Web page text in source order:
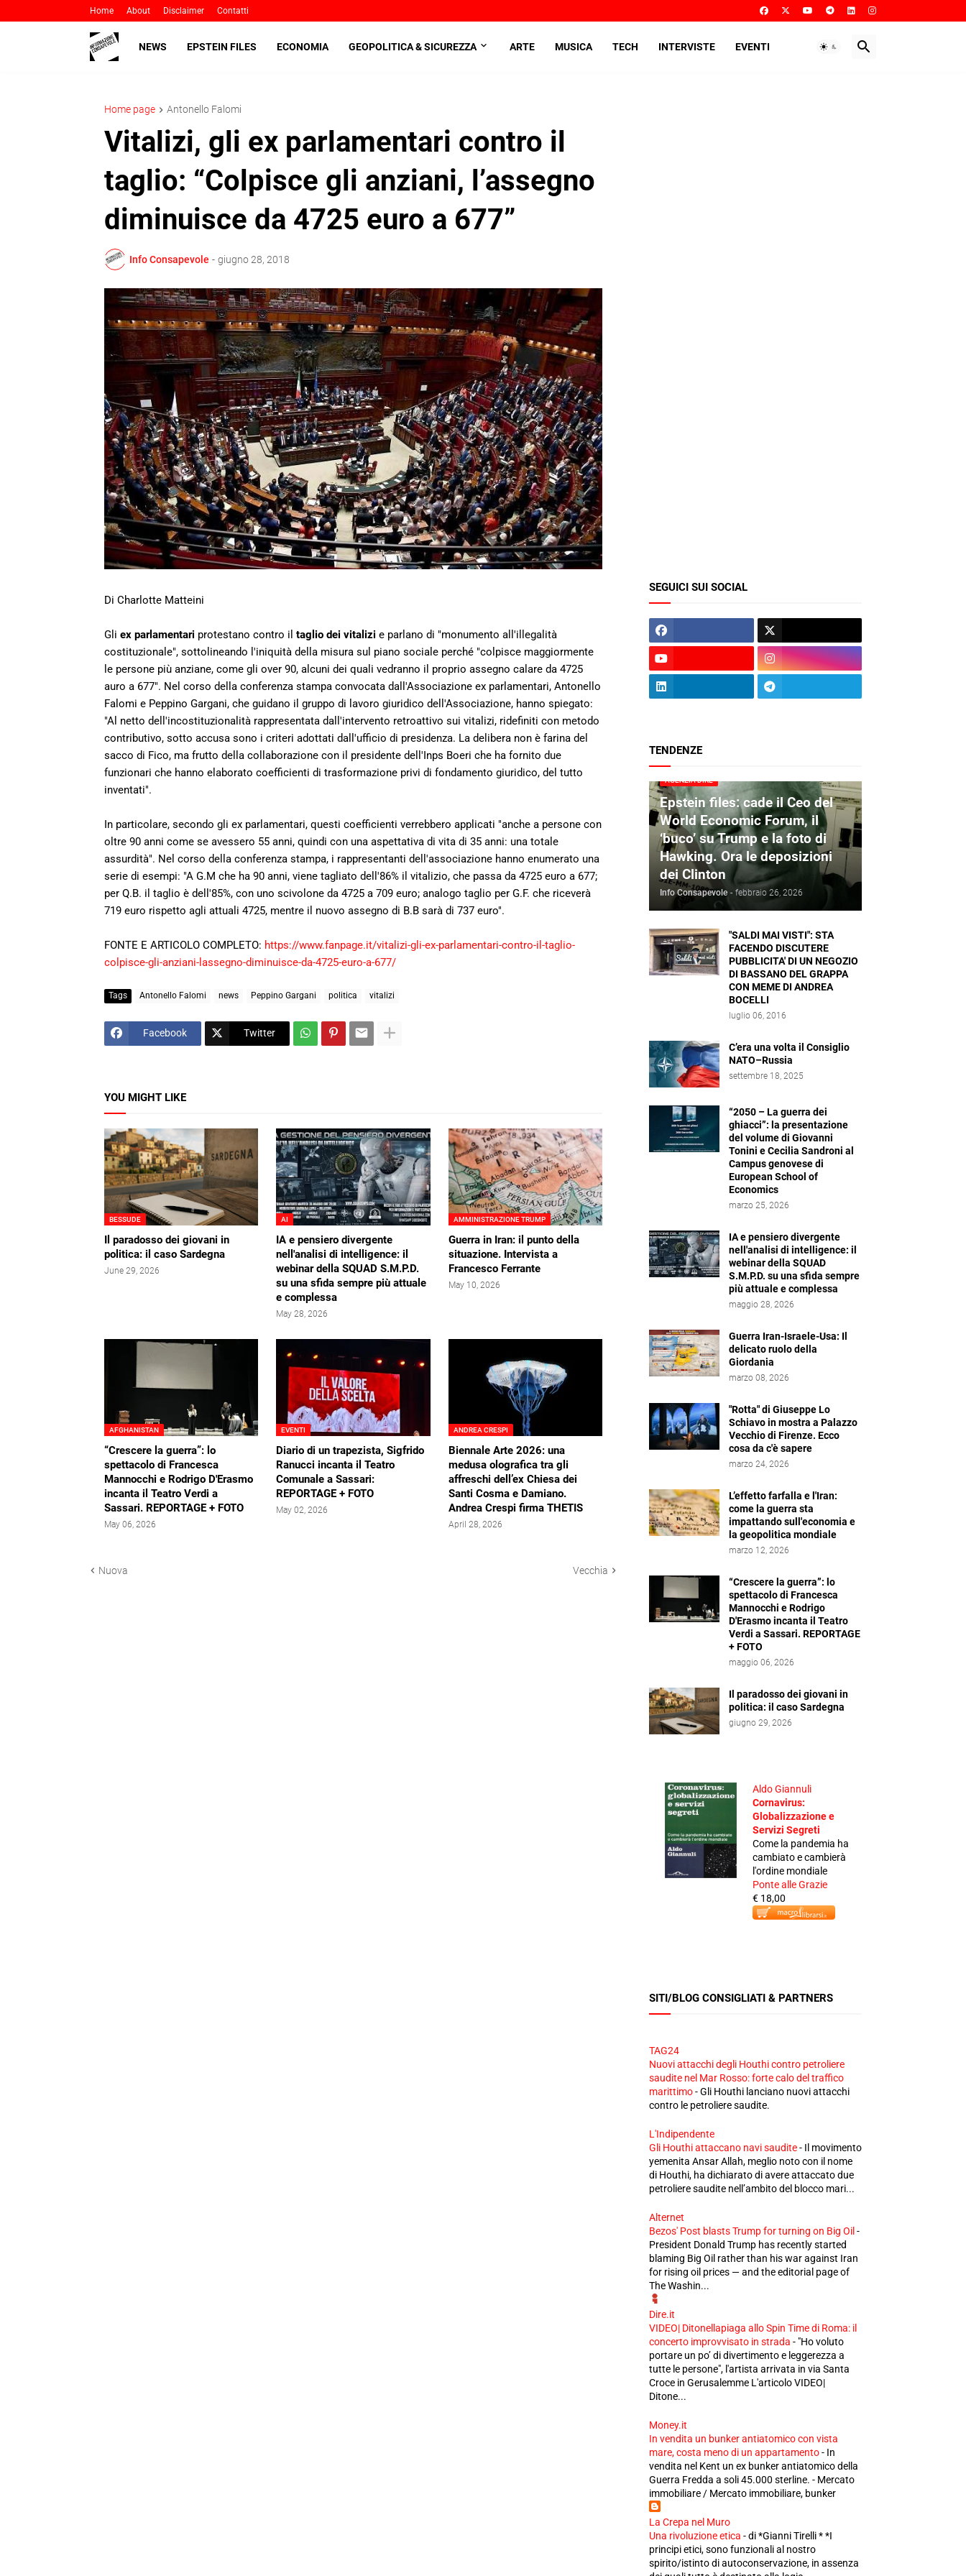
Home About Disclaimer Contatti
NEWS EPSTEIN FILES ECONOMIA GEOPOLITICA & SICUREZZA ARTE MUSICA TECH INTERVISTE EVENTI
Home page Antonello Falomi
Vitalizi, gli ex parlamentari contro il
taglio: “Colpisce gli anziani, l’assegno
diminuisce da 4725 euro a 677”
Info Consapevole - giugno 28, 2018
Di Charlotte Matteini
Gli ex parlamentari protestano contro il taglio dei vitalizi e parlano di "monumento all'illegalità
costituzionale", sottolineando l'iniquità della misura sul piano sociale perché "colpisce maggiormente
le persone più anziane, come gli over 90, alcuni dei quali vedranno il proprio assegno calare da 4725
auro a 677". Nel corso della conferenza stampa convocata dall'Associazione ex parlamentari, Antonello
Falomi e Peppino Gargani, che guidano il gruppo di lavoro giuridico dell'Associazione, hanno spiegato:
"Al netto dell'incostituzionalità rappresentata dall'intervento retroattivo sui vitalizi, ridefiniti con metodo
contributivo, sotto accusa sono i criteri adottati dall'ufficio di presidenza. La delibera non è farina del
sacco di Fico, ma frutto della collaborazione con il presidente dell'Inps Boeri che ha fornito due
funzionari che hanno elaborato coefficienti di trasformazione privi di fondamento giuridico, del tutto
inventati".
In particolare, secondo gli ex parlamentari, questi coefficienti verrebbero applicati "anche a persone con
oltre 90 anni come se avessero 55 anni, quindi con una aspettativa di vita di 35 anni: una totale
assurdità". Nel corso della conferenza stampa, i rappresentanti dell'associazione hanno enumerato una
serie di esempi: "A G.M che ha 90 anni, viene tagliato dell'86% il vitalizio, che passa da 4725 euro a 677;
per Q.B. il taglio è dell'85%, con uno scivolone da 4725 a 709 euro; analogo taglio per G.F. che riceverà
719 euro rispetto agli attuali 4725, mentre il nuovo assegno di B.B sarà di 737 euro".
FONTE E ARTICOLO COMPLETO: https://www.fanpage.it/vitalizi-gli-ex-parlamentari-contro-il-taglio-
colpisce-gli-anziani-lassegno-diminuisce-da-4725-euro-a-677/
Tags Antonello Falomi news Peppino Gargani politica vitalizi
Facebook Twitter
YOU MIGHT LIKE
BESSUDE
Il paradosso dei giovani in
politica: il caso Sardegna
June 29, 2026
AI
IA e pensiero divergente
nell'analisi di intelligence: il
webinar della SQUAD S.M.P.D.
su una sfida sempre più attuale
e complessa
May 28, 2026
AMMINISTRAZIONE TRUMP
Guerra in Iran: il punto della
situazione. Intervista a
Francesco Ferrante
May 10, 2026
AFGHANISTAN
“Crescere la guerra”: lo
spettacolo di Francesca
Mannocchi e Rodrigo D'Erasmo
incanta il Teatro Verdi a
Sassari. REPORTAGE + FOTO
May 06, 2026
EVENTI
Diario di un trapezista, Sigfrido
Ranucci incanta il Teatro
Comunale a Sassari:
REPORTAGE + FOTO
May 02, 2026
ANDREA CRESPI
Biennale Arte 2026: una
medusa olografica tra gli
affreschi dell’ex Chiesa dei
Santi Cosma e Damiano.
Andrea Crespi firma THETIS
April 28, 2026
Nuova Vecchia
SEGUICI SUI SOCIAL
TENDENZE
AGENZIA DIRE
Epstein files: cade il Ceo del
World Economic Forum, il
‘buco’ su Trump e la foto di
Hawking. Ora le deposizioni
dei Clinton
Info Consapevole - febbraio 26, 2026
"SALDI MAI VISTI": STA
FACENDO DISCUTERE
PUBBLICITA' DI UN NEGOZIO
DI BASSANO DEL GRAPPA
CON MEME DI ANDREA
BOCELLI
luglio 06, 2016
C’era una volta il Consiglio
NATO–Russia
settembre 18, 2025
“2050 – La guerra dei
ghiacci”: la presentazione
del volume di Giovanni
Tonini e Cecilia Sandroni al
Campus genovese di
European School of
Economics
marzo 25, 2026
IA e pensiero divergente
nell'analisi di intelligence: il
webinar della SQUAD
S.M.P.D. su una sfida sempre
più attuale e complessa
maggio 28, 2026
Guerra Iran-Israele-Usa: Il
delicato ruolo della
Giordania
marzo 08, 2026
"Rotta" di Giuseppe Lo
Schiavo in mostra a Palazzo
Vecchio di Firenze. Ecco
cosa da c'è sapere
marzo 24, 2026
L’effetto farfalla e l'Iran:
come la guerra sta
impattando sull'economia e
la geopolitica mondiale
marzo 12, 2026
“Crescere la guerra”: lo
spettacolo di Francesca
Mannocchi e Rodrigo
D'Erasmo incanta il Teatro
Verdi a Sassari. REPORTAGE
+ FOTO
maggio 06, 2026
Il paradosso dei giovani in
politica: il caso Sardegna
giugno 29, 2026
Aldo Giannuli
Cornavirus:
Globalizzazione e
Servizi Segreti
Come la pandemia ha
cambiato e cambierà
l'ordine mondiale
Ponte alle Grazie
€ 18,00
SITI/BLOG CONSIGLIATI & PARTNERS
TAG24
Nuovi attacchi degli Houthi contro petroliere
saudite nel Mar Rosso: forte calo del traffico
marittimo-Gli Houthi lanciano nuovi attacchi
contro le petroliere saudite.
L'Indipendente
Gli Houthi attaccano navi saudite- Il movimento
yemenita Ansar Allah, meglio noto con il nome
di Houthi, ha dichiarato di avere attaccato due
petroliere saudite nell’ambito del blocco mari...
Alternet
Bezos' Post blasts Trump for turning on Big Oil -
President Donald Trump has recently started
blaming Big Oil rather than his war against Iran
for rising oil prices — and the editorial page of
The Washin...
Dire.it
VIDEO| Ditonellapiaga allo Spin Time di Roma: il
concerto improvvisato in strada - "Ho voluto
portare un po’ di divertimento e leggerezza a
tutte le persone", l'artista arrivata in via Santa
Croce in Gerusalemme L'articolo VIDEO|
Ditone...
Money.it
In vendita un bunker antiatomico con vista
mare, costa meno di un appartamento- In
vendita nel Kent un ex bunker antiatomico della
Guerra Fredda a soli 45.000 sterline. - Mercato
immobiliare / Mercato immobiliare, bunker
La Crepa nel Muro
Una rivoluzione etica -di *Gianni Tirelli * *I
principi etici, sono funzionali al nostro
spirito/istinto di autoconservazione, in assenza